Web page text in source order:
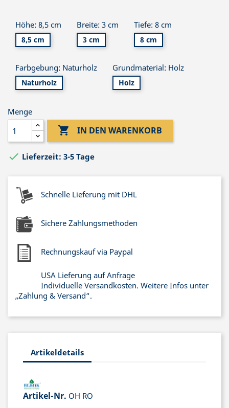
Höhe: 8,5 cm
8,5 cm
Breite: 3 cm
3 cm
Tiefe: 8 cm
8 cm
Farbgebung: Naturholz
Naturholz
Grundmaterial: Holz
Holz
Menge
 IN DEN WARENKORB
 Lieferzeit: 3-5 Tage
Schnelle Lieferung mit DHL
Sichere Zahlungsmethoden
Rechnungskauf via Paypal
USA Lieferung auf Anfrage
Individuelle Versandkosten. Weitere Infos unter
„Zahlung & Versand“.
Artikeldetails
Artikel-Nr. OH RO